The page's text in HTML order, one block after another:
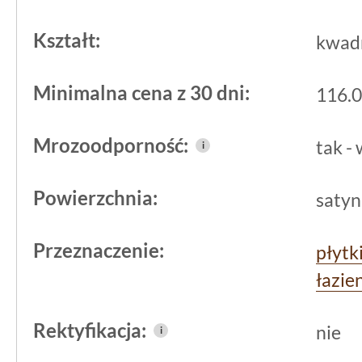
Kształt:
Minimalna cena z 30 dni:
Mrozoodporność: i tak -
Powierzchnia:
Przeznaczenie:
Rektyfikacja: i nie